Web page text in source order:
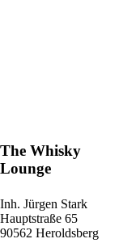
The Whisky
Lounge
Inh. Jürgen Stark
Hauptstraße 65
90562 Heroldsberg